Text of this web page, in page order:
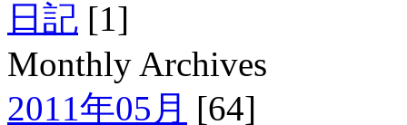
日記 [1]
Monthly Archives
2011年05月 [64]